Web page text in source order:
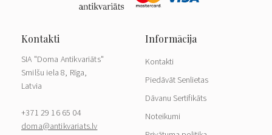
SIA "Doma Antikvariāts"
Smilšu iela 8, Rīga,
Latvia
+371 29 16 65 04
doma@antikvariats.lv
Kontakti
Piedāvāt Senlietas
Dāvanu Sertifikāts
Noteikumi